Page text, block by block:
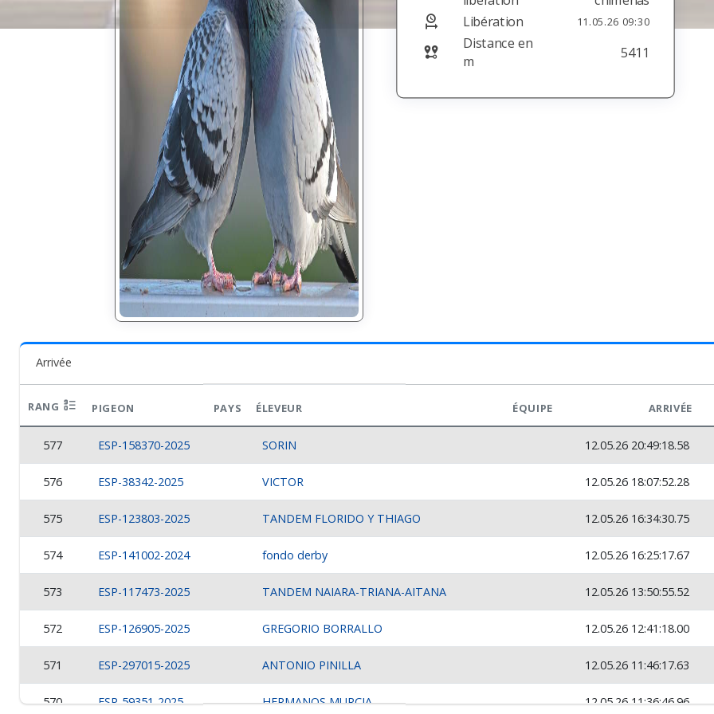
Libération
11.05.26 09:30
Distance en
m
5411
Arrivée
RANG PIGEON PAYS ÉLEVEUR ÉQUIPE ARRIVÉE
577 ESP-158370-2025 SORIN 12.05.26 20:49:18.58
576 ESP-38342-2025 VICTOR 12.05.26 18:07:52.28
575 ESP-123803-2025 TANDEM FLORIDO Y THIAGO 12.05.26 16:34:30.75
574 ESP-141002-2024 fondo derby 12.05.26 16:25:17.67
573 ESP-117473-2025 TANDEM NAIARA-TRIANA-AITANA 12.05.26 13:50:55.52
572 ESP-126905-2025 GREGORIO BORRALLO 12.05.26 12:41:18.00
571 ESP-297015-2025 ANTONIO PINILLA 12.05.26 11:46:17.63
570 ESP-59351-2025 HERMANOS MURCIA 12.05.26 11:36:46.96